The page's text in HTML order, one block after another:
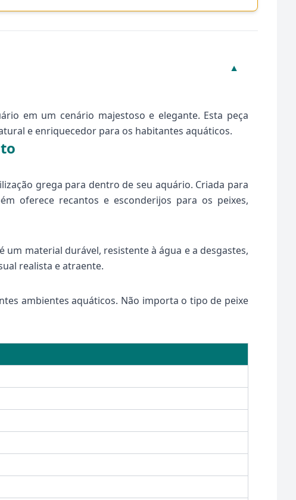
▼
em um cenário majestoso e elegante. Esta peça
e enriquecedor para os habitantes aquáticos.
grega para dentro de seu aquário. Criada para
oferece recantos e esconderijos para os peixes,
um material durável, resistente à água e a desgastes,
realista e atraente.
ambientes aquáticos. Não importa o tipo de peixe